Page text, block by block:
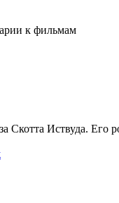
к фильмам
Скотта Иствуда. Его